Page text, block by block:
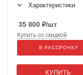
Характеристики
35 800 ₽/шт
КУПИТЬ
Купить со скидкой
В РАССРОЧКУ